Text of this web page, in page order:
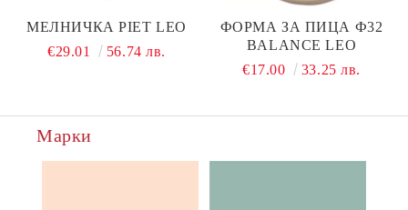
МЕЛНИЧКА PIET LEO
€29.01
56.74 лв.
ФОРМА ЗА ПИЦА Ф32
BALANCE LEO
€17.00
33.25 лв.
Марки